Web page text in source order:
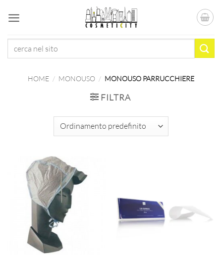
HOME / MONOUSO / MONOUSO PARRUCCHIERE
FILTRA